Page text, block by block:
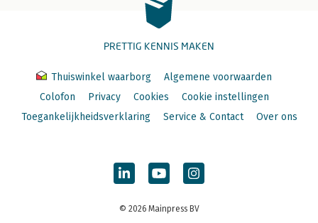
PRETTIG KENNIS MAKEN
Thuiswinkel waarborg
Algemene voorwaarden
Colofon
Privacy Cookies
Cookie instellingen
Toegankelijkheidsverklaring
Service & Contact Over ons
© 2026 Mainpress BV